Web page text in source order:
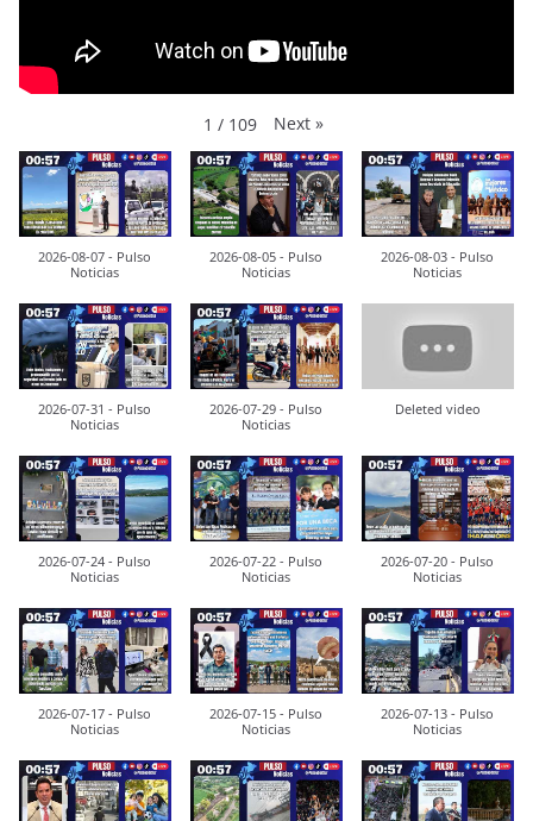
1 / 109 Next »
2026-08-07 - Pulso
Noticias
2026-08-05 - Pulso
Noticias
2026-08-03 - Pulso
Noticias
2026-07-31 - Pulso
Noticias
2026-07-29 - Pulso
Noticias
Deleted video
2026-07-24 - Pulso
Noticias
2026-07-22 - Pulso
Noticias
2026-07-20 - Pulso
Noticias
2026-07-17 - Pulso
Noticias
2026-07-15 - Pulso
Noticias
2026-07-13 - Pulso
Noticias